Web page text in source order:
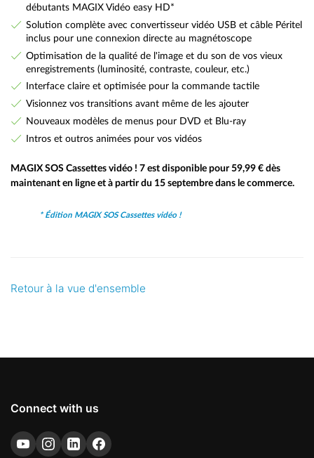
débutants MAGIX Vidéo easy HD*
Solution complète avec convertisseur vidéo USB et câble Péritel
inclus pour une connexion directe au magnétoscope
Optimisation de la qualité de l'image et du son de vos vieux
enregistrements (luminosité, contraste, couleur, etc.)
Interface claire et optimisée pour la commande tactile
Visionnez vos transitions avant même de les ajouter
Nouveaux modèles de menus pour DVD et Blu-ray
Intros et outros animées pour vos vidéos
MAGIX SOS Cassettes vidéo ! 7 est disponible pour 59,99 € dès
maintenant en ligne et à partir du 15 septembre dans le commerce.
* Édition MAGIX SOS Cassettes vidéo !
Retour à la vue d'ensemble
Connect with us